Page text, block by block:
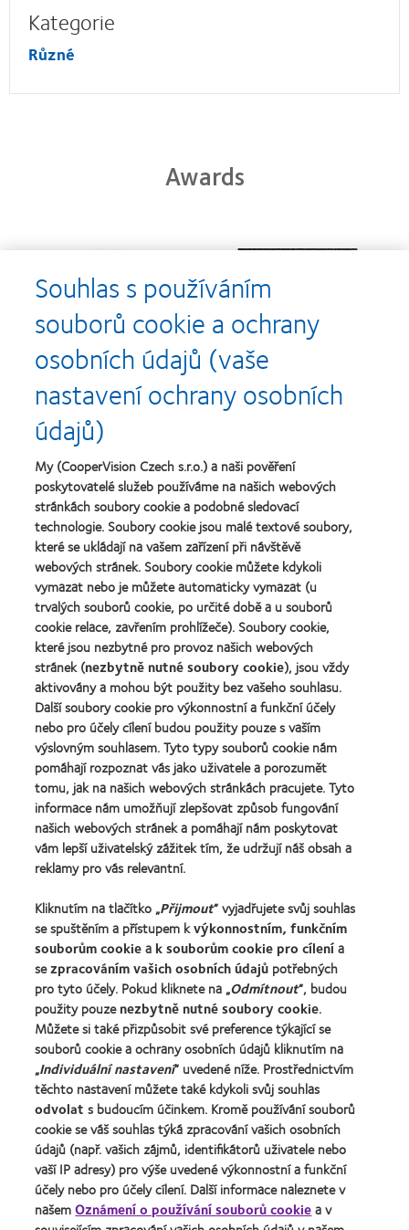
Kategorie
Různé
Awards
Learn
more
about
Cena
Silmo
d’Or
za
nejlepší
výrobek
pro
čočky
MyDay™
(2013)
Learn
about
Kontaktní
čočky
roku
(2013)
Learn
more
about
Nejlepší
společnosti
pro
vedoucí
pracovníky
roku
2012
a
2010
(2012)
Learn
more
about
závod
roku
2011
(2011)
Learn
more
about
Cena
Wealth
of
health
2011
(2011)
Learn
more
about
Cena
ODMA
2011
(2011)
Learn
more
about
Cena
REBRAND
100®
Global
Award
za
rok
2012
(2012)
Naše produkty
Technologie kontaktních čoček
Najděte ty pravé čočky pro vás
Kontaktní čočky a zrak
Nový uživatel
Zkušený uživatel
Blog
O společnosti CooperVision
Kariéra v CooperVision
Kontaktujte nás
Právní rámec
Ochrana osobních údajů
Oznámení o používání souborů cookie
Podmínky poskytování služeb
Souhlas s používáním
souborů cookie a ochrany
osobních údajů (vaše
nastavení ochrany osobních
údajů)
My (CooperVision Czech s.r.o.) a naši pověření
poskytovatelé služeb používáme na našich webových
stránkách soubory cookie a podobné sledovací
technologie. Soubory cookie jsou malé textové soubory,
které se ukládají na vašem zařízení při návštěvě
webových stránek. Soubory cookie můžete kdykoli
vymazat nebo je můžete automaticky vymazat (u
trvalých souborů cookie, po určité době a u souborů
cookie relace, zavřením prohlížeče). Soubory cookie,
které jsou nezbytné pro provoz našich webových
stránek (nezbytně nutné soubory cookie), jsou vždy
aktivovány a mohou být použity bez vašeho souhlasu.
Další soubory cookie pro výkonnostní a funkční účely
nebo pro účely cílení budou použity pouze s vaším
výslovným souhlasem. Tyto typy souborů cookie nám
pomáhají rozpoznat vás jako uživatele a porozumět
tomu, jak na našich webových stránkách pracujete. Tyto
informace nám umožňují zlepšovat způsob fungování
našich webových stránek a pomáhají nám poskytovat
vám lepší uživatelský zážitek tím, že udržují náš obsah a
reklamy pro vás relevantní.
Kliknutím na tlačítko „Přijmout“ vyjadřujete svůj souhlas
se spuštěním a přístupem kvýkonnostním, funkčním
souborům cookiea k souborům cookie pro cílenía
sezpracováním vašich osobních údajů potřebných
pro tyto účely. Pokud kliknete na „Odmítnout“, budou
použity pouzenezbytně nutné soubory cookie.
Můžete si také přizpůsobit své preference týkající se
souborů cookie a ochrany osobních údajů kliknutím na
„Individuální nastavení“ uvedené níže. Prostřednictvím
těchto nastavení můžete také kdykoli svůj souhlas
odvolat s budoucím účinkem. Kromě používání souborů
cookie se váš souhlas týká zpracování vašich osobních
údajů (např. vašich zájmů, identifikátorů uživatele nebo
vaší IP adresy) pro výše uvedené výkonnostní a funkční
účely nebo pro účely cílení. Další informace naleznete v
našemOznámení o používání souborů cookiea v